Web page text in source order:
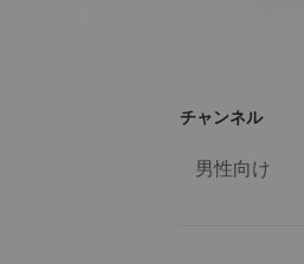
チャンネル
男性向け